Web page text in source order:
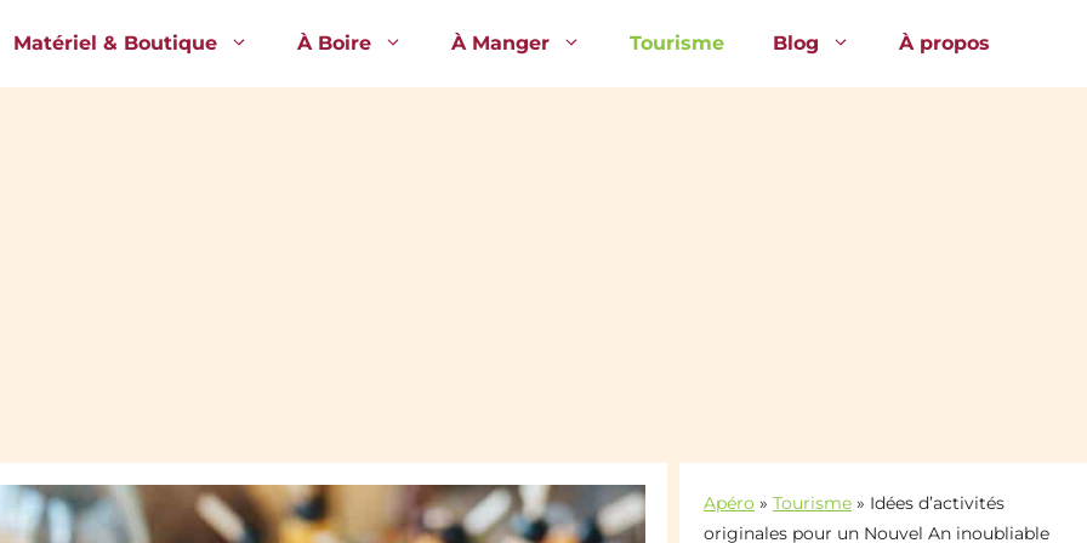
Matériel & Boutique À Boire À Manger Tourisme Blog À propos
Apéro » Tourisme » Idées d’activités
originales pour un Nouvel An inoubliable